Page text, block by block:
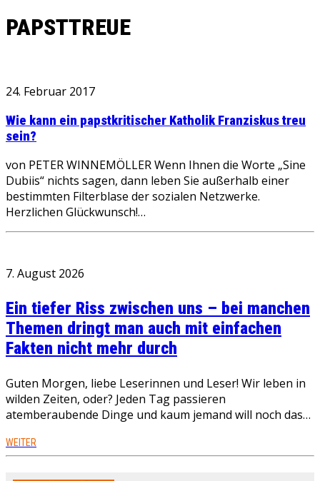
PAPSTTREUE
24. Februar 2017
Wie kann ein papstkritischer Katholik Franziskus treu
sein?
von PETER WINNEMÖLLER Wenn Ihnen die Worte „Sine
Dubiis“ nichts sagen, dann leben Sie außerhalb einer
bestimmten Filterblase der sozialen Netzwerke.
Herzlichen Glückwunsch!…
7. August 2026
Ein tiefer Riss zwischen uns – bei manchen
Themen dringt man auch mit einfachen
Fakten nicht mehr durch
Guten Morgen, liebe Leserinnen und Leser! Wir leben in
wilden Zeiten, oder? Jeden Tag passieren
atemberaubende Dinge und kaum jemand will noch das…
WEITER